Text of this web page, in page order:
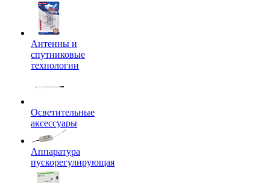
Антенны и
спутниковые
технологии
Осветительные
аксессуары
Аппаратура
пускорегулирующая